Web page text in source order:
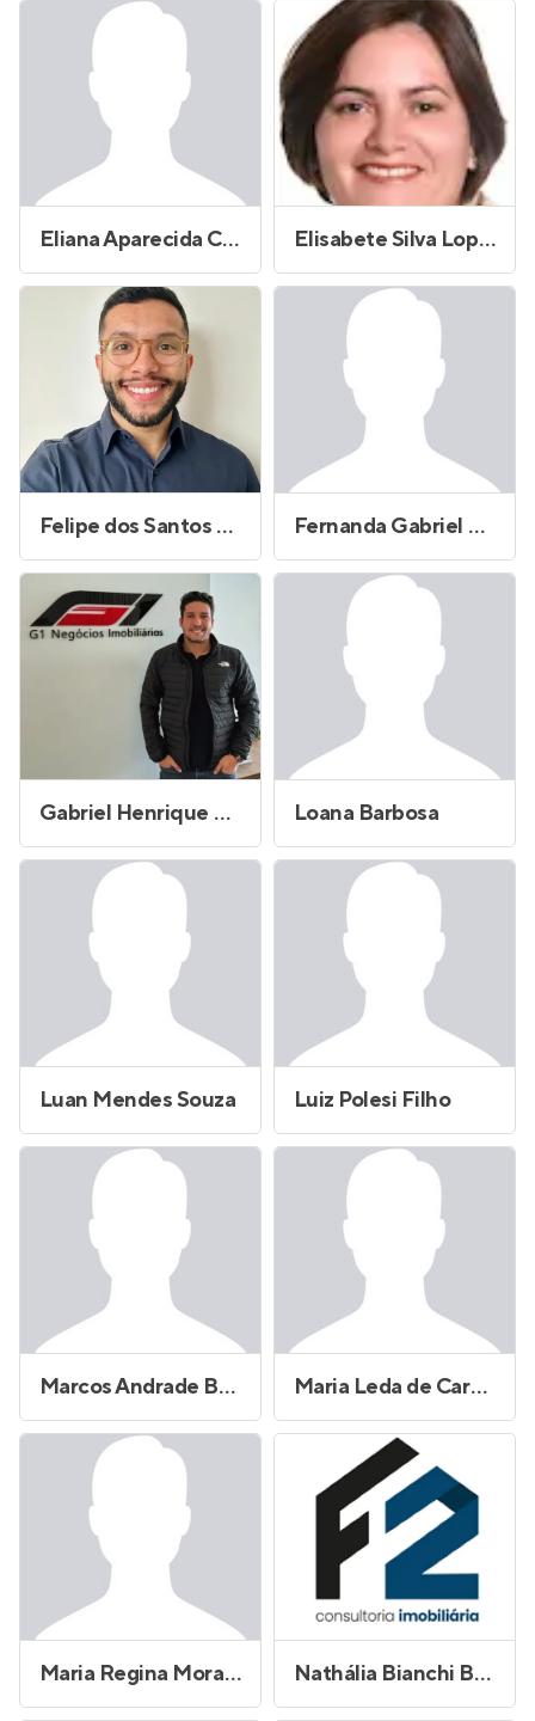
Eliana Aparecida Cardoso Cavalari Elisabete Silva Lopes
Felipe dos Santos Laurindo Fernanda Gabriel Morais Marques
Gabriel Henrique Corrêa Loana Barbosa
Luan Mendes Souza Luiz Polesi Filho
Marcos Andrade Bonilho Maria Leda de Carvalho Monteiro
Maria Regina Morales Lopes Nathália Bianchi Batista